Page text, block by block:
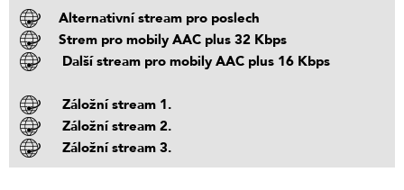
Alternativní stream pro poslech
Strem pro mobily AAC plus 32 Kbps
Další stream pro mobily AAC plus 16 Kbps
Záložní stream 1.
Záložní stream 2.
Záložní stream 3.